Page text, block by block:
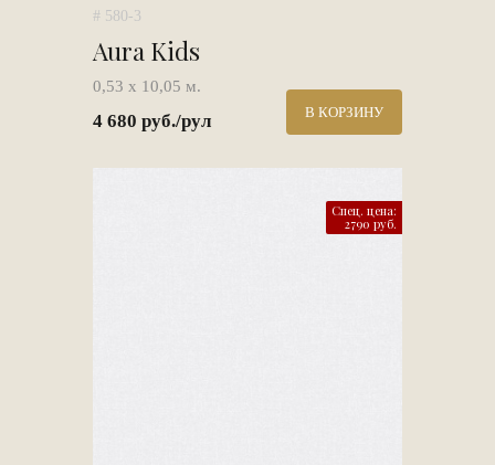
# 580-3
Aura Kids
0,53 х 10,05 м.
4 680 руб./рул В КОРЗИНУ
Спец. цена:
2790 руб.